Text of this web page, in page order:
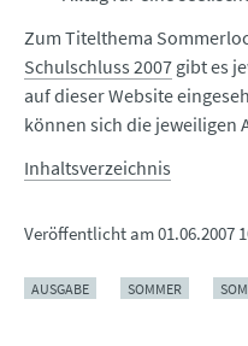
Zum Titelthema
Schulschluss 2007 gibt es
auf dieser Website
können sich die jeweiligen
Inhaltsverzeichnis
Veröffentlicht am01.06.2007
AUSGABE SOMMER